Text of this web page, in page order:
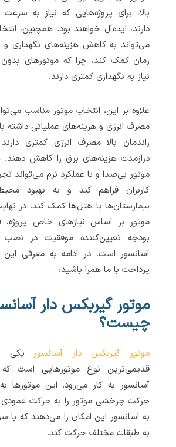
بالا، برای پروژه‌هایی که نیاز به
دارند، ایده‌آل خواهند بود. همچنین،
می‌تواند به کاهش هزینه‌های نگهداری
زمان کمک کند، چرا که موتورهای
نیاز به نگهداری کمتری دارند.
علاوه بر این، انتخاب موتور مناسب
مصرف انرژی و هزینه‌های عملیاتی داشته
راندمان بالا مصرف انرژی کمتری
درازمدت هزینه‌های برق را کاهش دهند.
موتور بی‌صدا و با عملکرد نرم می‌تواند
کاربران فراهم کند و به بهبود
بیمارستان‌ها یا هتل‌ها کمک کند. در
موتور بر اساس نیازهای خاص
بودجه تعیین‌کننده موفقیت در نصب و
آسانسور است. در ادامه به معرفی این
پرداخت با ما همرا باشید:
موتور گیربکس دار
چیست؟
موتور گیربکس دار آسانسور یکی
قدیمی‌ترین نوع موتورهایی است
آسانسور به کار می‌رود. این موتورها
حرکت چرخشی موتور را به حرکت عمودی
به آسانسور این امکان را می‌دهند که با
به طبقات مختلف حرکت کند.